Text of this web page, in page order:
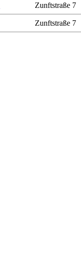
Zunftstraße 7
Zunftstraße 7